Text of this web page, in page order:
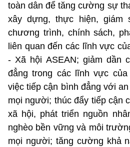
toàn dân để tăng cường sự
xây dựng, thực hiện, giám
chương trình, chính sách,
liên quan đến các lĩnh vực
- Xã hội ASEAN; giảm dần
đẳng trong các lĩnh vực
việc tiếp cận bình đẳng với
mọi người; thúc đẩy tiếp cận
xã hội, phát triển nguồn
nghèo bền vững và môi
mọi người; tăng cường khả